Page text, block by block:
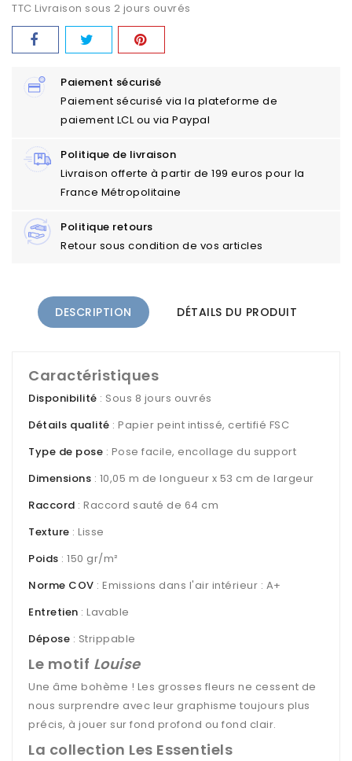
TTC Livraison sous 2 jours ouvrés
Paiement sécurisé
Paiement sécurisé via la plateforme de
paiement LCL ou via Paypal
Politique de livraison
Livraison offerte à partir de 199 euros pour la
France Métropolitaine
Politique retours
Retour sous condition de vos articles
DESCRIPTION DÉTAILS DU PRODUIT
Caractéristiques
Disponibilité : Sous 8 jours ouvrés
Détails qualité : Papier peint intissé, certifié FSC
Type de pose : Pose facile, encollage du support
Dimensions : 10,05 m de longueur x 53 cm de largeur
Raccord : Raccord sauté de 64 cm
Texture : Lisse
Poids : 150 gr/m²
Norme COV : Emissions dans l'air intérieur : A+
Entretien : Lavable
Dépose : Strippable
Le motif Louise
Une âme bohème ! Les grosses fleurs ne cessent de
nous surprendre avec leur graphisme toujours plus
précis, à jouer sur fond profond ou fond clair.
La collection Les Essentiels